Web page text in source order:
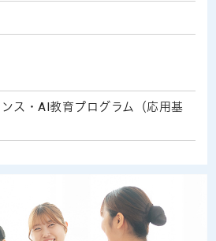
ス・AI教育プログラム（応用基